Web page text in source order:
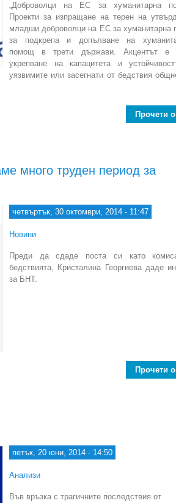
„Доброволци на ЕС за хуманитарна
Проекти за изпращане на терен на
младши доброволци на ЕС за хуманитарна
за подкрепа и допълване на
помощ в трети държави. Акцентът е
укрепване на капацитета и
уязвимите или засегнати от бедствия
Прочети
много труден период за
четвъртък, 30 октомври, 2014 - 11:47
Новини
Преди да сдаде поста си като
бедствията, Кристалина Георгиева даде
за БНТ.
Прочети
петък, 20 юни, 2014 - 14:50
Анализи
Във връзка с трагичните последствия от